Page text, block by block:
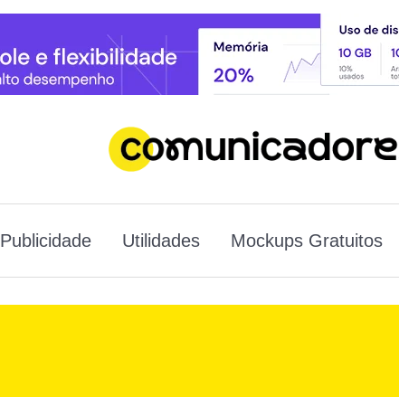
Publicidade Utilidades Mockups Gratuitos